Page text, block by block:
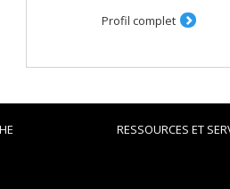
Profil complet
RESSOURCES ET